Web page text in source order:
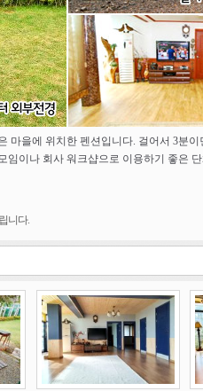
마을에 위치한 펜션입니다. 걸어서 3분
임이나 회사 워크샵으로 이용하기 좋은
니다.